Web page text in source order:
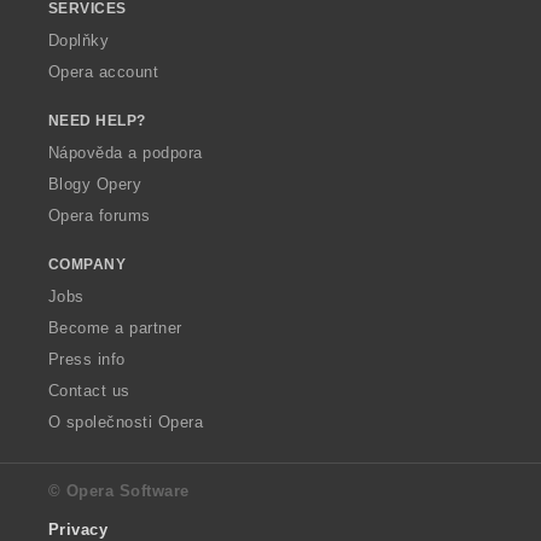
SERVICES
Doplňky
Opera account
NEED HELP?
Nápověda a podpora
Blogy Opery
Opera forums
COMPANY
Jobs
Become a partner
Press info
Contact us
O společnosti Opera
© Opera Software
Privacy